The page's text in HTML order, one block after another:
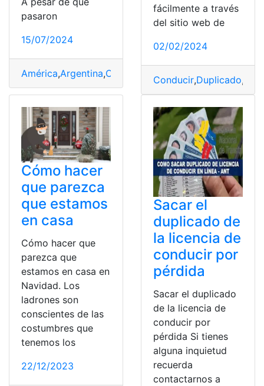
pasaron
15/07/2024
América,Argentina,Colombia
fácilmente a través
del sitio web de
02/02/2024
Conducir,Duplicado,
Cómo hacer
que parezca
que estamos
en casa
Cómo hacer que
parezca que
estamos en casa en
Navidad. Los
ladrones son
conscientes de las
costumbres que
tenemos los
22/12/2023
Sacar el
duplicado de
la licencia de
conducir por
pérdida
Sacar el duplicado
de la licencia de
conducir por
pérdida Si tienes
alguna inquietud
recuerda
contactarnos a